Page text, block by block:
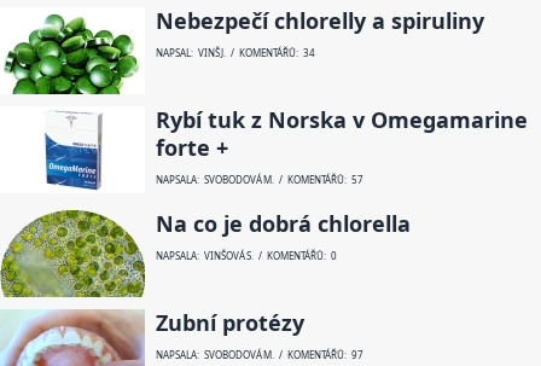
Nebezpečí chlorelly a spiruliny
NAPSAL: VINŠ J. / KOMENTÁŘŮ: 34
Rybí tuk z Norska v Omegamarine
forte +
NAPSALA: SVOBODOVÁ M. / KOMENTÁŘŮ: 57
Na co je dobrá chlorella
NAPSALA: VINŠOVÁ S. / KOMENTÁŘŮ: 0
Zubní protézy
NAPSALA: SVOBODOVÁ M. / KOMENTÁŘŮ: 97